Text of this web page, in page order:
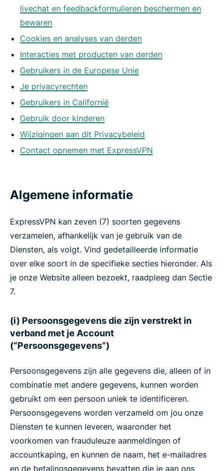
livechat en feedbackformulieren beschermen en
bewaren
Cookies en analyses van derden
Interacties met producten van derden
Gebruikers in de Europese Unie
Je privacyrechten
Gebruikers in Californië
Gebruik door kinderen
Wijzigingen aan dit Privacybeleid
Contact opnemen met ExpressVPN
Algemene informatie
ExpressVPN kan zeven (7) soorten gegevens
verzamelen, afhankelijk van je gebruik van de
Diensten, als volgt. Vind gedetailleerde informatie
over elke soort in de specifieke secties hieronder. Als
je onze Website alleen bezoekt, raadpleeg dan Sectie
7.
(i) Persoonsgegevens die zijn verstrekt in
verband met je Account
(“Persoonsgegevens”)
Persoonsgegevens zijn alle gegevens die, alleen of in
combinatie met andere gegevens, kunnen worden
gebruikt om een persoon uniek te identificeren.
Persoonsgegevens worden verzameld om jou onze
Diensten te kunnen leveren, waaronder het
voorkomen van frauduleuze aanmeldingen of
accountkaping, en kunnen de naam, het e-mailadres
en de betalingsgegevens bevatten die je aan ons